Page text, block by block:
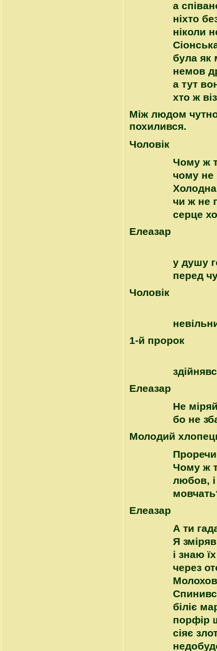
а
ніхто
ніколи
була як
немов
а тут
хто ж
Між людом чутно
похилився.
Чоловік
Чому ж
чому не
чи ж не
серце
Елеазар
у душу
перед
Чоловік
1-й пророк
Елеазар
Не
бо не
Молодий
Чому ж
любов, і
Елеазар
А ти
Я
і знаю
через
біліє
порфір
сіяє